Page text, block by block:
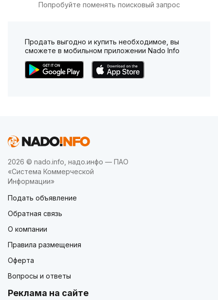
Попробуйте поменять поисковый запрос
Продать выгодно и купить необходимое, вы
сможете в мобильном приложении Nado Info
2026 © nado.info, надо.инфо — ПАО
«Система Коммерческой
Информации»
Подать объявление
Обратная связь
О компании
Правила размещения
Оферта
Вопросы и ответы
Реклама на сайте